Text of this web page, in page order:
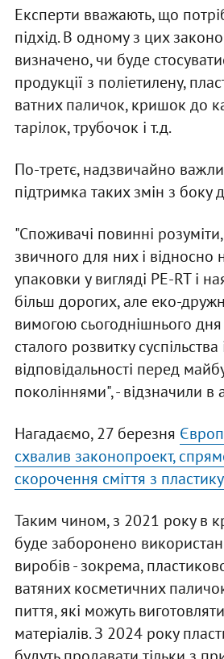
Експерти вважають, що
підхід. В одному з цих
визначено, чи буде
продукції з поліетилену,
ватних паличок, кришок до
тарілок, трубочок і т.д.
По-третє, надзвичайно
підтримка таких змін з боку
"Споживачі повинні розуміти,
звичного для них і відносно
упаковки у вигляді PE-RT і
більш дорогих, але еко-
вимогою сьогоднішнього дня
сталого розвитку суспільства
відповідальності перед
поколіннями", - відзначили в
Нагадаємо, 27 березня
схвалив законопроект,
скорочення сміття з
Таким чином, з 2021 року в
буде заборонено
виробів - зокрема,
ватяних косметичних
пиття, які можуть
матеріалів. З 2024 року